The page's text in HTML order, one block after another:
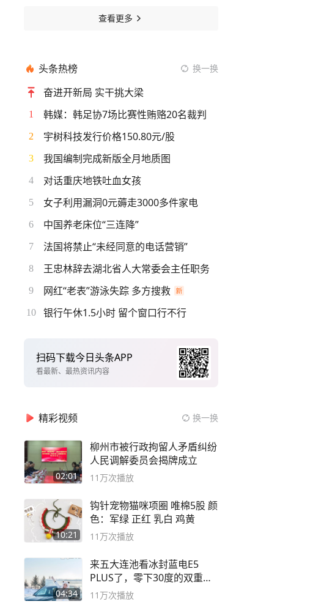
查看更多
头条热榜 换一换
奋进开新局 实干挑大梁
1 韩媒：韩足协7场比赛性贿赂20名裁判
2 宇树科技发行价格150.80元/股
3 我国编制完成新版全月地质图
4 对话重庆地铁吐血女孩
5 女子利用漏洞0元薅走3000多件家电
6 中国养老床位“三连降”
7 法国将禁止“未经同意的电话营销”
8 王忠林辞去湖北省人大常委会主任职务
9 网红“老表”游泳失踪 多方搜救
10 银行午休1.5小时 留个窗口行不行
扫码下载今日头条APP
看最新、最热资讯内容
精彩视频 换一换
02:01
柳州市被行政拘留人矛盾纠纷
人民调解委员会揭牌成立
11万次播放
10:21
钩针宠物猫咪项圈 唯棉5股 颜
色：军绿 正红 乳白 鸡黄
11万次播放
04:34
来五大连池看冰封蓝电E5
PLUS了，零下30度的双重冰
封40小时全录
11万次播放